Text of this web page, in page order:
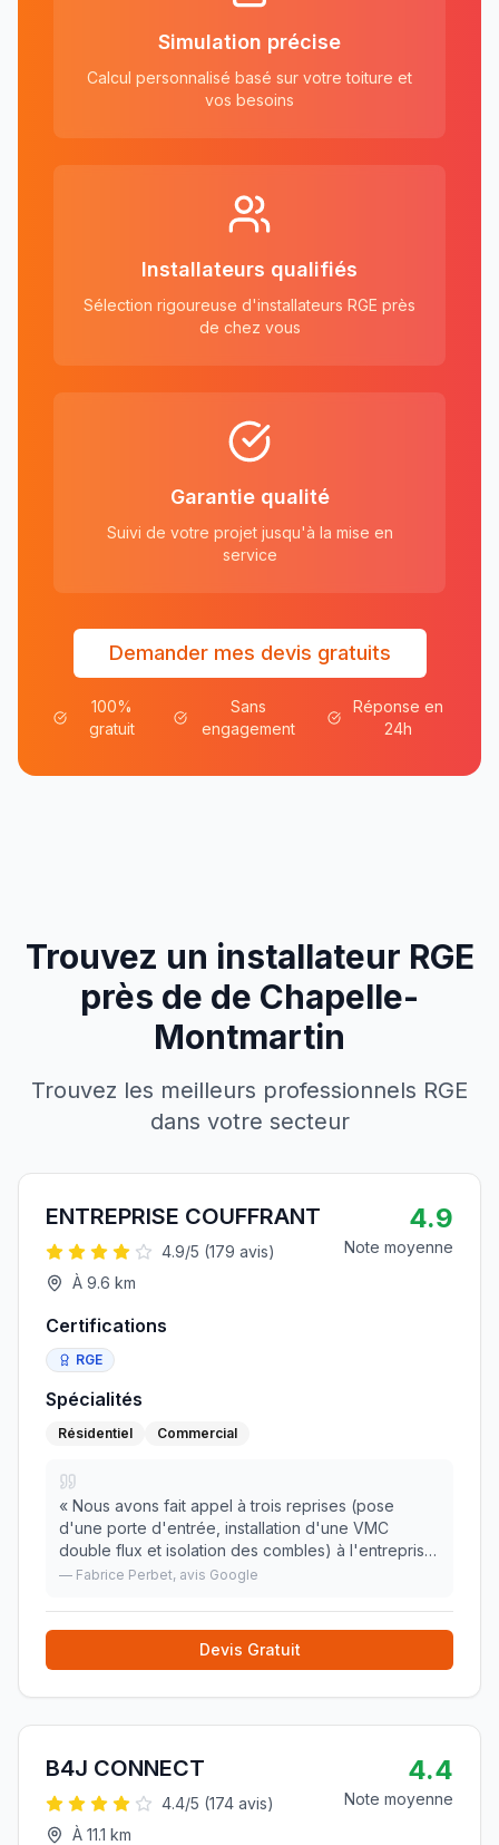
Simulation précise
Calcul personnalisé basé sur votre toiture et
vos besoins
Installateurs qualifiés
Sélection rigoureuse d'installateurs RGE près
de chez vous
Garantie qualité
Suivi de votre projet jusqu'à la mise en
service
Demander mes devis gratuits
100%
gratuit
Sans
engagement
Réponse en
24h
Trouvez un installateur RGE
près de de Chapelle-
Montmartin
Trouvez les meilleurs professionnels RGE
dans votre secteur
ENTREPRISE COUFFRANT
4.9/5 (179 avis)
À 9.6 km
4.9
Note moyenne
Certifications
RGE
Spécialités
Résidentiel Commercial
« Nous avons fait appel à trois reprises (pose
d'une porte d'entrée, installation d'une VMC
double flux et isolation des combles) à l'entreprise
COUFFRANT. Cette entreprise fait preuve d'un
expertise. N»
— Fabrice Perbet, avis Google
Devis Gratuit
B4J CONNECT
4.4/5 (174 avis)
À 11.1 km
4.4
Note moyenne